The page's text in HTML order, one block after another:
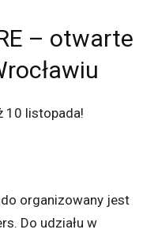
– otwarte
10 listopada!
organizowany jest
Do udziału w